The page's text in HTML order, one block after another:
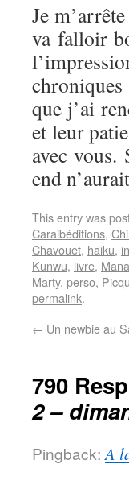
Je
va falloir
que j’ai
et leur
avec vous.
end
This entry was
Caraibéditions,
Chavouet, haiku,
Kunwu, livre,
Marty, perso,
permalink.
← Un newbie au
790
2 –
Pingback: A